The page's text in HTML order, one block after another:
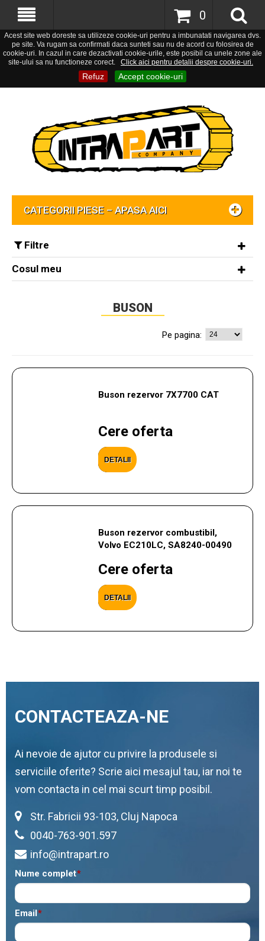
Acest site web doreste sa utilizeze cookie-uri pentru a imbunatati navigarea dvs.
pe site. Va rugam sa confirmati daca sunteti sau nu de acord cu folosirea de
cookie-uri. In cazul in care dezactivati cookie-urile, este posibil ca unele zone ale
site-ului sa nu functioneze corect.
Click aici pentru detalii despre cookie-uri.
Refuz Accept cookie-uri
0
CATEGORII PIESE – APASA AICI
Filtre
Cosul meu
BUSON
Pe pagina:
Buson rezervor 7X7700 CAT
Cere oferta
DETALII
Buson rezervor combustibil,
Volvo EC210LC, SA8240-00490
Cere oferta
DETALII
CONTACTEAZA-NE
Ai nevoie de ajutor cu privire la produsele si
serviciile oferite? Scrie aici mesajul tau, iar noi te
vom contacta in cel mai scurt timp posibil.
Str. Fabricii 93-103, Cluj Napoca
0040-763-901.597
info@intrapart.ro
*
Nume complet
*
Email